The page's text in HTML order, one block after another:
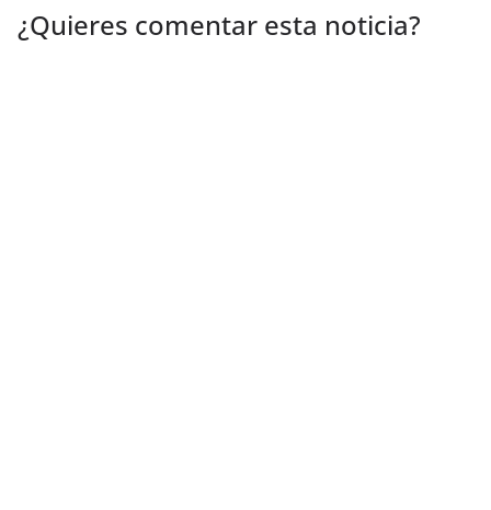
¿Quieres comentar esta noticia?